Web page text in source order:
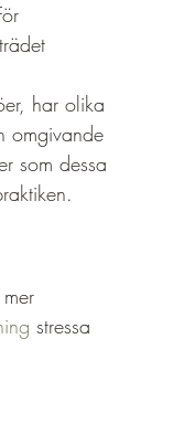
har olika
omgivande
som dessa
stressa